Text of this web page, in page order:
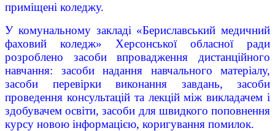
приміщені коледжу.
У комунальному закладі «Бериславський медичний
фаховий коледж» Херсонської обласної ради
розроблено засоби впровадження дистанційного
навчання: засоби надання навчального матеріалу,
засоби перевірки виконання завдань, засоби
проведення консультацій та лекцій між викладачем і
здобувачем освіти, засоби для швидкого поповнення
курсу новою інформацією, коригування помилок.